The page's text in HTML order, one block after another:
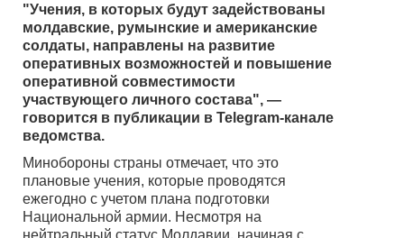
"Учения, в которых будут задействованы
молдавские, румынские и американские
солдаты, направлены на развитие
оперативных возможностей и повышение
оперативной совместимости
участвующего личного состава", —
говорится в публикации в Telegram-канале
ведомства.
Минобороны страны отмечает, что это
плановые учения, которые проводятся
ежегодно с учетом плана подготовки
Национальной армии. Несмотря на
нейтральный статус Молдавии, начиная с